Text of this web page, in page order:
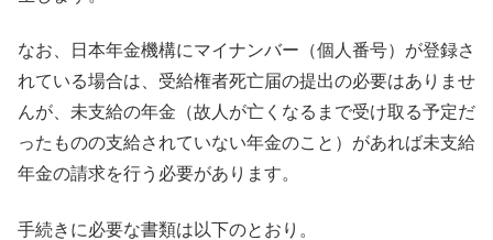
なお、日本年金機構にマイナンバー（個人番号）が登録さ
れている場合は、受給権者死亡届の提出の必要はありませ
んが、未支給の年金（故人が亡くなるまで受け取る予定だ
ったものの支給されていない年金のこと）があれば未支給
年金の請求を行う必要があります。
手続きに必要な書類は以下のとおり。